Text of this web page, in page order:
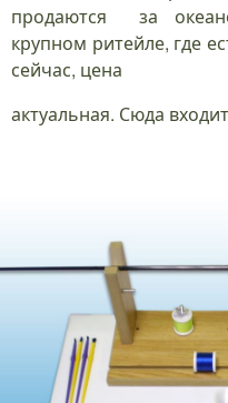
продаются за
крупном ритейле, где
сейчас, цена
актуальная. Сюда